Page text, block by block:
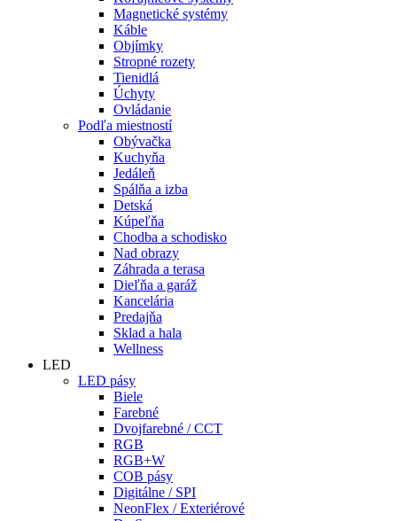
Magnetické systémy
Káble
Objímky
Stropné rozety
Tienidlá
Úchyty
Ovládanie
Podľa miestností
Obývačka
Kuchyňa
Jedáleň
Spálňa a izba
Detská
Kúpeľňa
Chodba a schodisko
Nad obrazy
Záhrada a terasa
Dieľňa a garáž
Kancelária
Predajňa
Sklad a hala
Wellness
LED
LED pásy
Biele
Farebné
Dvojfarebné / CCT
RGB
RGB+W
COB pásy
Digitálne / SPI
NeonFlex / Exteriérové